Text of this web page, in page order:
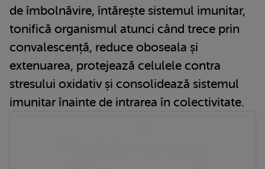
de îmbolnăvire, întărește sistemul imunitar,
tonifică organismul atunci când trece prin
convalescență, reduce oboseala și
extenuarea, protejează celulele contra
stresului oxidativ și consolidează sistemul
imunitar înainte de intrarea în colectivitate.